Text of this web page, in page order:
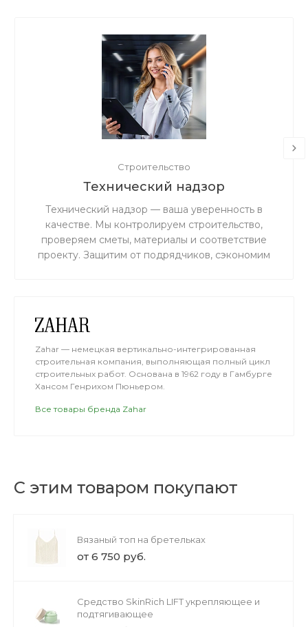
Строительство
Технический надзор
Технический надзор — ваша уверенность в
качестве. Мы контролируем строительство,
проверяем сметы, материалы и соответствие
проекту. Защитим от подрядчиков, сэкономим
Zahar — немецкая вертикально-интегрированная
строительная компания, выполняющая полный цикл
строительных работ. Основана в 1962 году в Гамбурге
Хансом Генрихом Пюньером.
Все товары бренда Zahar
С этим товаром покупают
Вязаный топ на бретельках
от 6 750 руб.
Средство SkinRich LIFT укрепляющее и
подтягивающее